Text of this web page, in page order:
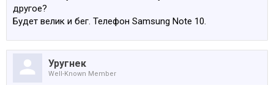
другое?
Будет велик и бег. Телефон Samsung Note 10.
Уругнек
Well-Known Member